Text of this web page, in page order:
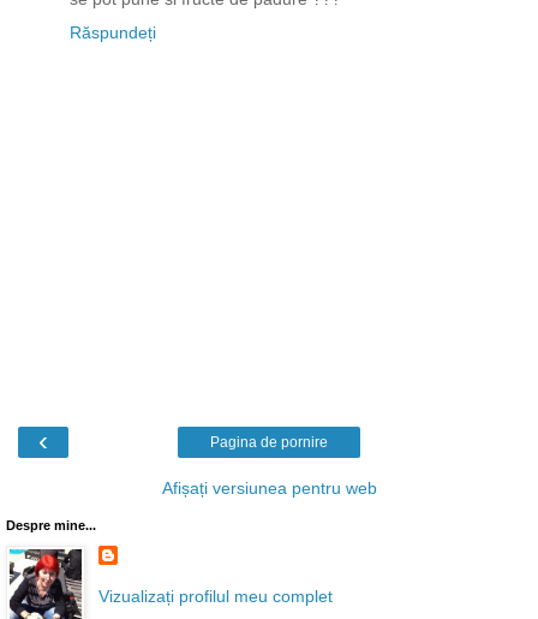
Răspundeți
‹ Pagina de pornire
Afișați versiunea pentru web
Despre mine...
Vizualizați profilul meu complet